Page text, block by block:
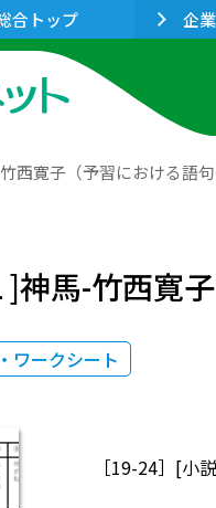
合トップ 企
西寛子（予習における語句
]神馬-竹西寛
ワークシート
［19-24］[小